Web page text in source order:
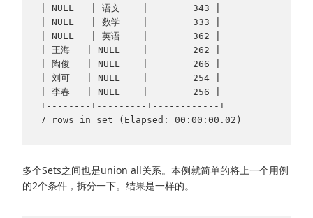
| NULL   | 语文    |        343 |
| NULL   | 数学    |        333 |
| NULL   | 英语    |        362 |
| 王海   | NULL    |        262 |
| 陶俊   | NULL    |        266 |
| 刘可   | NULL    |        254 |
| 李春   | NULL    |        256 |
+--------+---------+------------+
多个Sets之间也是union all关系。本例就简单的将上一个用例
的2个条件，拆分一下。结果是一样的。